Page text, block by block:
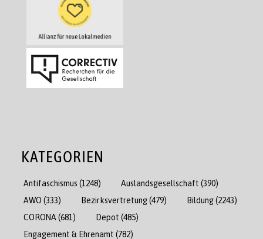
KATEGORIEN
Antifaschismus (1248) Auslandsgesellschaft (390)
AWO (333) Bezirksvertretung(479) Bildung(2243)
CORONA (681) Depot (485)
Engagement & Ehrenamt (782)